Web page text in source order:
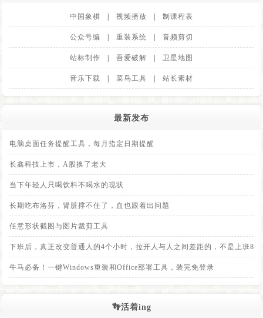
中国象棋 | 视频播放 | 制课程表
公众号编 | 重装系统 | 音频剪切
站标制作 | 吾爱破解 | 卫星地图
音乐下载 | 菜鸟工具 | 站长素材
最新发布
电脑桌面任务提醒工具，每月指定日期提醒
长鑫科技上市，A股换了老大
当下年轻人只喝饮料不喝水的现状
长期吃布洛芬，肾脏撑不住了，血也跟着出问题
任意形状截图与图片裁剪工具
下班后，真正改变普通人的4个小时，拉开人与人之间差距的，不是上班8
牛马必备！一键Windows重装和Office部署工具，装完免登录
👣活着ing